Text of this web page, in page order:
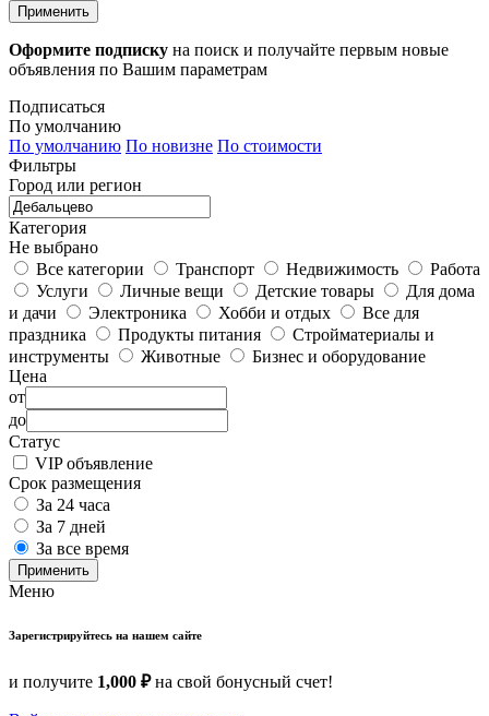
Применить
Оформите подписку на поиск и получайте первым новые
объявления по Вашим параметрам
Подписаться
По умолчанию
По умолчанию По новизне По стоимости
Фильтры
Город или регион
Категория
Не выбрано
Все категории
Транспорт Недвижимость
Работа
Услуги
Личные вещи Детские товары
Для дома
и дачи
Электроника Хобби и отдых
Все для
праздника
Продукты питания
Стройматериалы и
инструменты
Животные
Бизнес и оборудование
Цена
от
до
Статус
VIP объявление
Срок размещения
За 24 часа
За 7 дней
За все время
Применить
Меню
Зарегистрируйтесь на нашем сайте
и получите 1,000 ₽на свой бонусный счет!